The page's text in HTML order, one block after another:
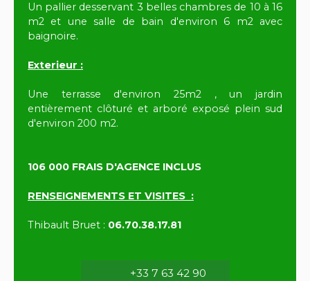
Un pallier desservant 3 belles chambres de 10 à 16
m2 et une salle de bain d'environ 6 m2 avec
baignoire.
Exterieur :
Une terrasse d'environ 25m2 , un jardin
entièrement clôturé et arboré exposé plein sud
d'environ 200 m2.
106 000 FRAIS D'AGENCE INCLUS
RENSEIGNEMENTS ET VISITES :
Thibault Bruet : 06.70.38.17.81
+33 7 63 42 90